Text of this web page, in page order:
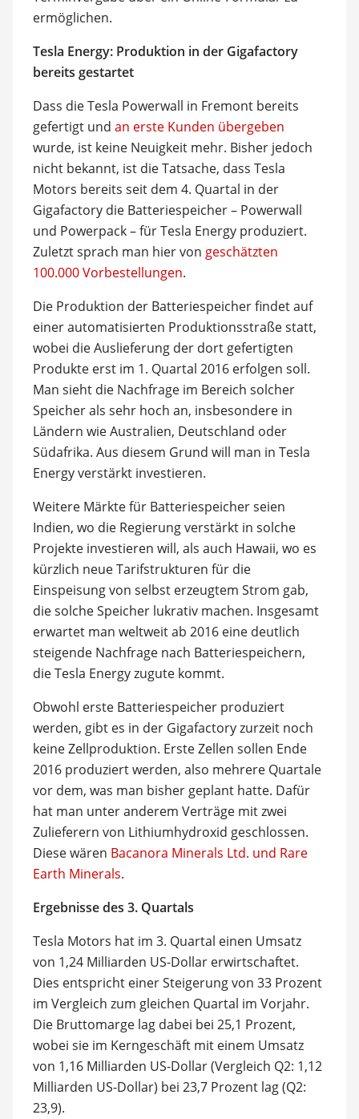
ermöglichen.
Tesla Energy: Produktion in der Gigafactory
bereits gestartet
Dass die Tesla Powerwall in Fremont bereits
gefertigt und an erste Kunden übergeben
wurde, ist keine Neuigkeit mehr. Bisher jedoch
nicht bekannt, ist die Tatsache, dass Tesla
Motors bereits seit dem 4. Quartal in der
Gigafactory die Batteriespeicher – Powerwall
und Powerpack – für Tesla Energy produziert.
Zuletzt sprach man hier von geschätzten
100.000 Vorbestellungen.
Die Produktion der Batteriespeicher findet auf
einer automatisierten Produktionsstraße statt,
wobei die Auslieferung der dort gefertigten
Produkte erst im 1. Quartal 2016 erfolgen soll.
Man sieht die Nachfrage im Bereich solcher
Speicher als sehr hoch an, insbesondere in
Ländern wie Australien, Deutschland oder
Südafrika. Aus diesem Grund will man in Tesla
Energy verstärkt investieren.
Weitere Märkte für Batteriespeicher seien
Indien, wo die Regierung verstärkt in solche
Projekte investieren will, als auch Hawaii, wo es
kürzlich neue Tarifstrukturen für die
Einspeisung von selbst erzeugtem Strom gab,
die solche Speicher lukrativ machen. Insgesamt
erwartet man weltweit ab 2016 eine deutlich
steigende Nachfrage nach Batteriespeichern,
die Tesla Energy zugute kommt.
Obwohl erste Batteriespeicher produziert
werden, gibt es in der Gigafactory zurzeit noch
keine Zellproduktion. Erste Zellen sollen Ende
2016 produziert werden, also mehrere Quartale
vor dem, was man bisher geplant hatte. Dafür
hat man unter anderem Verträge mit zwei
Zulieferern von Lithiumhydroxid geschlossen.
Diese wären Bacanora Minerals Ltd. und Rare
Earth Minerals.
Ergebnisse des 3. Quartals
Tesla Motors hat im 3. Quartal einen Umsatz
von 1,24 Milliarden US-Dollar erwirtschaftet.
Dies entspricht einer Steigerung von 33 Prozent
im Vergleich zum gleichen Quartal im Vorjahr.
Die Bruttomarge lag dabei bei 25,1 Prozent,
wobei sie im Kerngeschäft mit einem Umsatz
von 1,16 Milliarden US-Dollar (Vergleich Q2: 1,12
Milliarden US-Dollar) bei 23,7 Prozent lag (Q2:
23,9).